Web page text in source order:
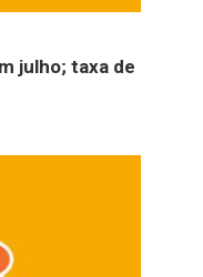
julho; taxa de